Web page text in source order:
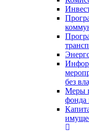
без
Меры
фонда